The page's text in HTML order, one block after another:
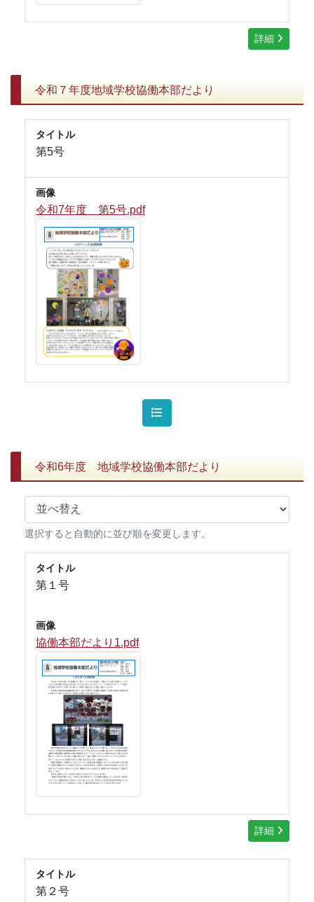
詳細
令和７年度地域学校協働本部だより
タイトル
第5号
画像
令和7年度 第5号.pdf
令和6年度 地域学校協働本部だより
選択すると自動的に並び順を変更します。
タイトル
第１号
画像
協働本部だより1.pdf
詳細
タイトル
第２号